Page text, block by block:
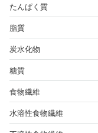
たんぱく質
脂質
炭水化物
糖質
食物繊維
水溶性食物繊維